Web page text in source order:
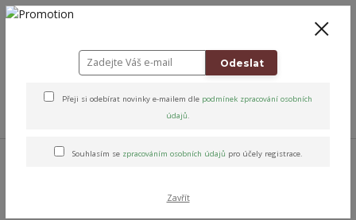
+420 778 743 310
Altens originály & vybrané značky Potahy na židličky
Odeslat
Přeji si odebírat novinky e-mailem dle podmínek zpracování osobních
údajů.
Souhlasím se zpracováním osobních údajů pro účely registrace.
Zavřít